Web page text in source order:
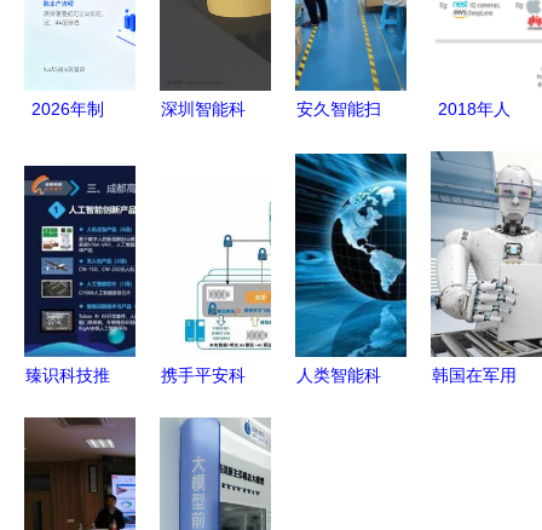
2026年制
验智能化最
前沿趋势
AI Agent重
塑质量中枢
的深度技术
路径拆解
深圳智能科
设计深度融
合
安久智能扫
探秘智能家
电背后的技
术革命
2018年人
值得关注的
趋势报
告,13个趋
势来展望未
来AI技术
臻识科技推
防，S系列
智能相机力
获创新推荐
携手平安科
工智能的最
后一公里
人类智能科
韩国在军用